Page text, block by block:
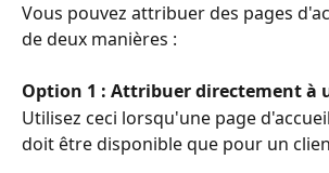
Vous pouvez attribuer des pages
de deux manières :
Option 1 : Attribuer directement à
Utilisez ceci lorsqu'une page
doit être disponible que pour un